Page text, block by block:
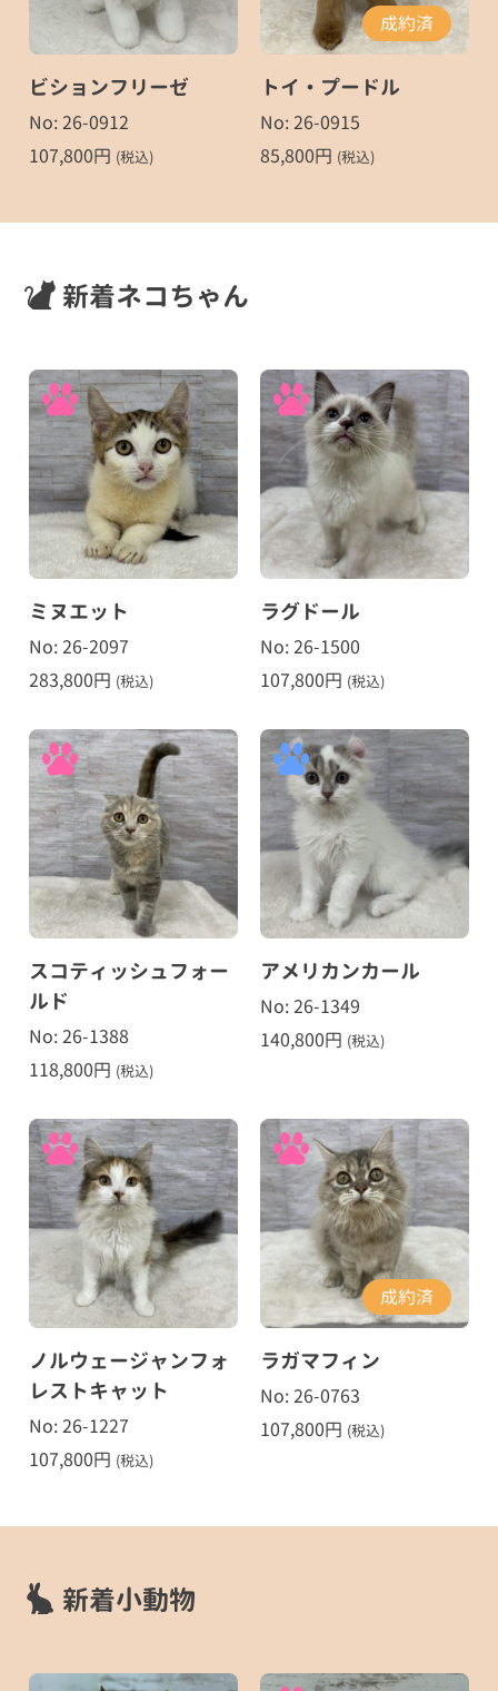
ビションフリーゼ
No: 26-0912
107,800円 (税込)
成約済
トイ・プードル
No: 26-0915
85,800円 (税込)
新着ネコちゃん
ミヌエット
No: 26-2097
283,800円 (税込)
ラグドール
No: 26-1500
107,800円 (税込)
スコティッシュフォー
ルド
No: 26-1388
118,800円 (税込)
アメリカンカール
No: 26-1349
140,800円 (税込)
ノルウェージャンフォ
レストキャット
No: 26-1227
107,800円 (税込)
成約済
ラガマフィン
No: 26-0763
107,800円 (税込)
新着小動物